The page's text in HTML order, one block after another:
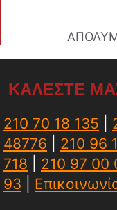
ΚΑΛΕΣΤΕ
210 70 18 135
48776
210 96
718
210 97 00
93